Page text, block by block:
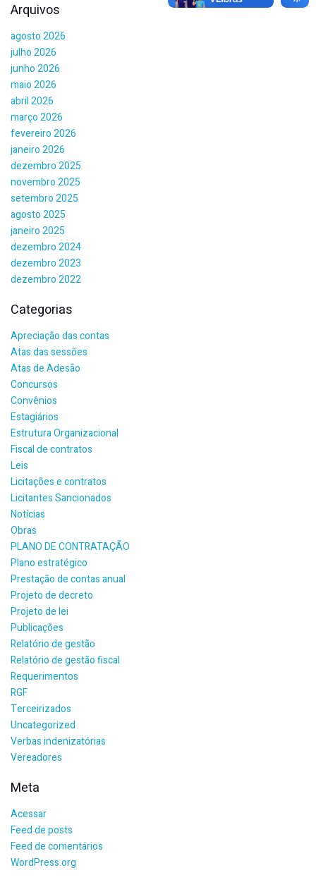
Arquivos
agosto 2026
julho 2026
junho 2026
maio 2026
abril 2026
março 2026
fevereiro 2026
janeiro 2026
dezembro 2025
novembro 2025
setembro 2025
agosto 2025
janeiro 2025
dezembro 2024
dezembro 2023
dezembro 2022
Categorias
Apreciação das contas
Atas das sessões
Atas de Adesão
Concursos
Convênios
Estagiários
Estrutura Organizacional
Fiscal de contratos
Leis
Licitações e contratos
Licitantes Sancionados
Notícias
Obras
PLANO DE CONTRATAÇÃO
Plano estratégico
Prestação de contas anual
Projeto de decreto
Projeto de lei
Publicações
Relatório de gestão
Relatório de gestão fiscal
Requerimentos
RGF
Terceirizados
Uncategorized
Verbas indenizatórias
Vereadores
Meta
Acessar
Feed de posts
Feed de comentários
WordPress.org